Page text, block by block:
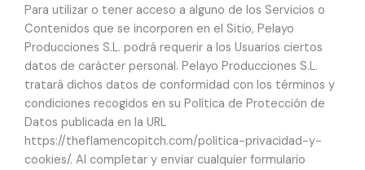
Para utilizar o tener acceso a alguno de los Servicios o
Contenidos que se incorporen en el Sitio, Pelayo
Producciones S.L. podrá requerir a los Usuarios ciertos
datos de carácter personal. Pelayo Producciones S.L.
tratará dichos datos de conformidad con los términos y
condiciones recogidos en su Política de Protección de
Datos publicada en la URL
https://theflamencopitch.com/politica-privacidad-y-
cookies/. Al completar y enviar cualquier formulario